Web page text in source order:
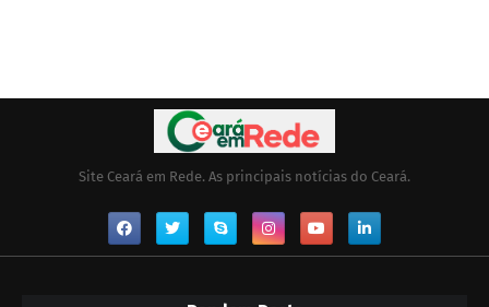
Site Ceará em Rede. As principais notícias do Ceará.